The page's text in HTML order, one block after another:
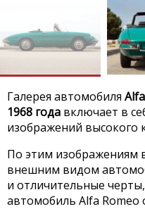
Галерея автомобиля
1968 года включает в
изображений высокого
По этим изображениям
внешним видом
и отличительные
автомобиль Alfa Romeo